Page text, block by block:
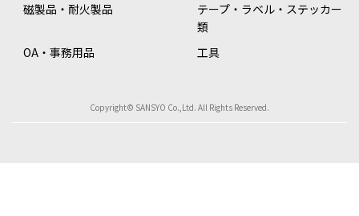
磁製品・耐火製品
テープ・ラベル・ステッカー
類
OA・事務用品
工具
Copyright© SANSYO Co.,Ltd. All Rights Reserved.